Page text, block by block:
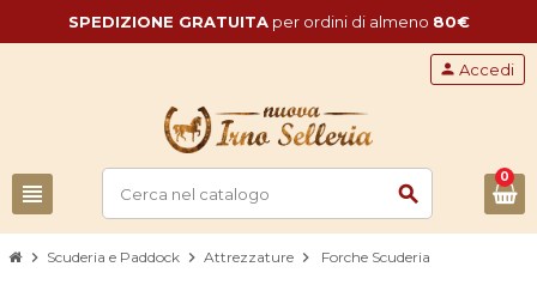
SPEDIZIONE GRATUITAper ordini di almeno 80€
view_headline search
person Accedi
0
chevron_right Scuderia e Paddock chevron_right Attrezzature chevron_right Forche Scuderia